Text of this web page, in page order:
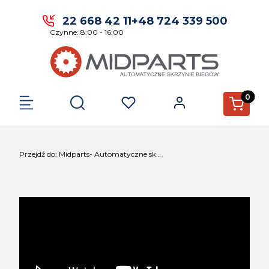
22 668 42 11
Czynne: 8:00 - 16:00
+48 724 339 500
Otwórz wyszukiwarkę Produkty
Przejdź do: Midparts- Automatyczne skrzynie biegów.